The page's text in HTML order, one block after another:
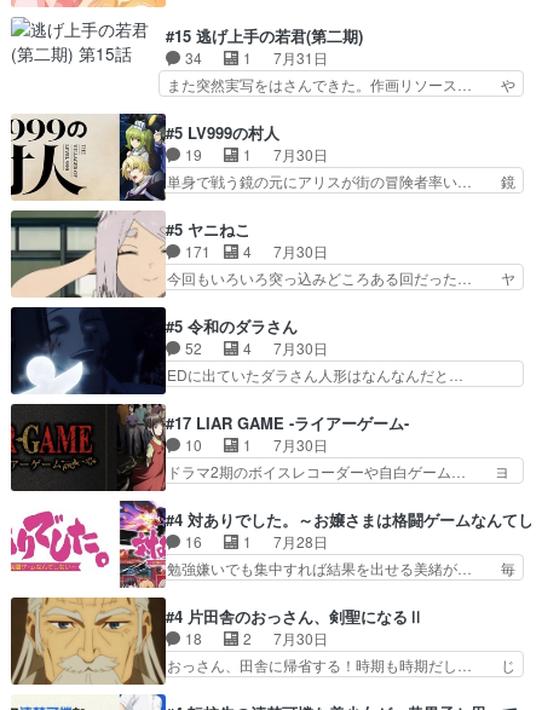
し良い話化け猫は油が好物… 今回はあかやし1体
のみで15分。金持ちの… 今更だけど霊が性行為
で祓えることは何とな…
人物が増えてわいわいしたところが好き… 初コミ
ティアで２０冊刷りは妥当だよね。俺… 藤森さん
のママ向けの漫画で、また涙腺が⋯… 〜漫画に
「想い」をこめよう｣娘に漫画であ… 何回この作
てコミティアっていいなあ。同… コミティア参加
のしおりを徹夜で作る先生(… お母さん、娘にあ
んな漫画描かれたら泣いち…
#15 逃げ上手の若君(第二期)
34 1
7月31日
また突然実写をはさんできた。作画リソース… や
歳まで童貞だと魔法使いになれるという… こっち
の諏訪の三大将もまたクセが強いw色… 頼重が完
全にブレーンだよね毎回敵キャラが… 弧次郎「欲
を我慢して強くなれるなら大飯食… 変化球な演出
ていただきました！最終的に… この高らかなDT
宣言、合田一人に通じるも… この作品は近年稀に
見るおっさんキャラの充…
#5 LV999の村人
19 1
7月30日
単身で戦う鏡の元にアリスが街の冒険者率い… 鏡
なががんばってくれたアリスの父ちゃん… 成長限
界が999である村人と定めた上位存… 大規模バト
ルシーンなのに会話してばっかり… やっぱり勇者
より強かったか笑統率力LV9… 普通の人間の親子
組みか‥Lv200帯の… そのために役割を超越する
者の出現させるた… アリスのお陰で他の勇者達も
共闘してくれ魔…
#5 ヤニねこ
171 4
7月30日
今回もいろいろ突っ込みどころある回だった… ヤ
ちゃんの恋愛話をしたり、タバコを生産… ここう
っすら思ったことズバリ言ってくれて… おかし
い、さわやかだ 世話好きの陰に支配… ヤクねこ
のクワガタ取りの話見て切なくなっ… 普段は選別
れww唐突な作画力の正… なんか今日はかなり一
瞬で終わっちまったっ… 先週と比べてまだまとも
に見えた。4話は過…
#5 令和のダラさん
52 4
7月30日
EDに出ていたダラさん人形はなんなんだと…
惨な過去がきっちり現代に継承されている… ダラ
さんと姉弟の母との出会いの話やはりダ… ダラさ
んの過去話も佳境…げに恐ろしいは人… 第５話感
想：２人の過剰な貢ぎ物?の礼とし… 第５話感
系列が4話と入れ替わってるのね… こんなデカイ
のどうやって運ぶんだよ！？姉… ダラさん、人型
形態にもなれるんか!?w髪…
#17 LIAR GAME -ライアーゲーム-
10 1
7月30日
ドラマ2期のボイスレコーダーや自白ゲーム… ヨ
国の奴らも馬鹿が多いが、夜の国も同じ… ご視聴
ありがとうございました来週もよろし… 握った◯
治郎（中の人的に）仲間であるプレ… ヨコヤの頭
の回転の速さと人間の心理を利用… 夜の国のヨコ
で夜の国の独裁支配を強化、… やはりヨコヤいい
ですね。昼の国が勝てる流… 役で出演いたしまし
た。次回も緊張が止まり…
#4 対ありでした。～お嬢さまは格闘ゲームなんてし
16 1
7月28日
勉強嫌いでも集中すれば結果を出せる美緒が… 毎
なゲームも相手が強すぎるとやる気無く… テー
マ：テスト勉強と大会感想は、美緒がテ… すげー
ーーーーーーーー良い……。女性声優… 深夜の格
ゲー対戦よりテストの方がよっぽど… 真剣に授業
#4 片田舎のおっさん、剣聖になるⅡ
18 2
7月30日
おっさん、田舎に帰省する！時期も時期だし… じ